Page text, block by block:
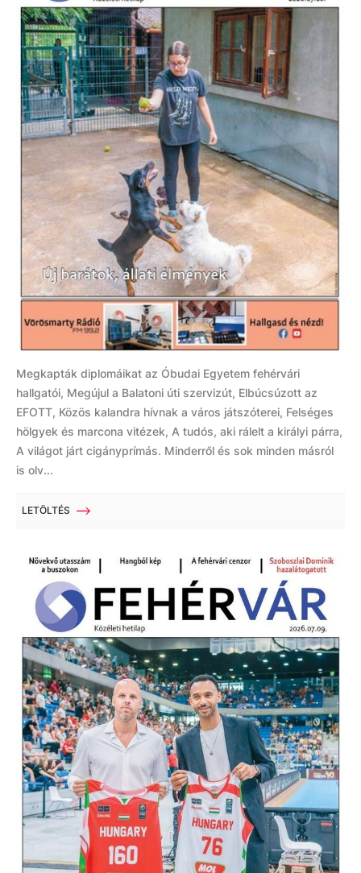
Megkapták diplomáikat az Óbudai Egyetem fehérvári
hallgatói, Megújul a Balatoni úti szervizút, Elbúcsúzott az
EFOTT, Közös kalandra hívnak a város játszóterei, Felséges
hölgyek és marcona vitézek, A tudós, aki rálelt a királyi párra,
A világot járt cigányprímás. Minderről és sok minden másról
is olv...
LETÖLTÉS